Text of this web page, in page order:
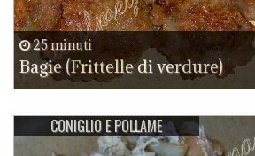
25 minuti
Bagie (Frittelle di verdure)
CONIGLIO E POLLAME